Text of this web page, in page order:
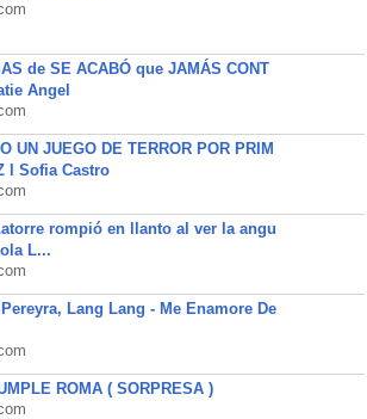
de SE ACABÓ que JAMÁS CONT
Angel
UN JUEGO DE TERROR POR PRIM
l Sofia Castro
rompió en llanto al ver la angu
L...
Lang Lang - Me Enamore De
ROMA ( SORPRESA )